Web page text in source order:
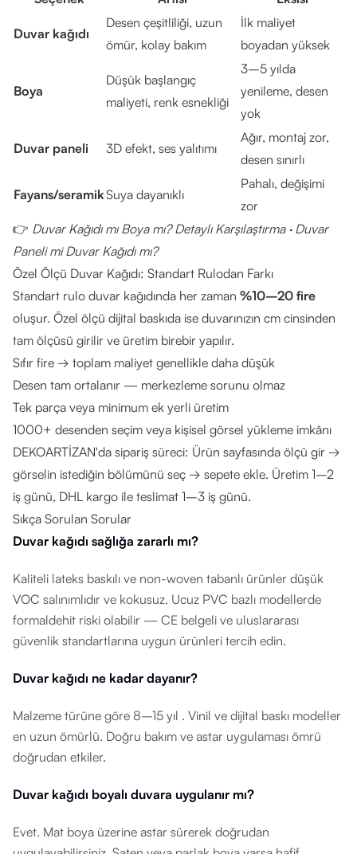
Duvar kağıdı
Desen çeşitliliği, uzun
ömür, kolay bakım
İlk maliyet
boyadan yüksek
Boya
Düşük başlangıç
maliyeti, renk esnekliği
3–5 yılda
yenileme, desen
yok
Duvar paneli 3D efekt, ses yalıtımı
Ağır, montaj zor,
desen sınırlı
Fayans/seramikSuya dayanıklı
Pahalı, değişimi
zor
👉 Duvar Kağıdı mı Boya mı? Detaylı Karşılaştırma· Duvar
Paneli mi Duvar Kağıdı mı?
Özel Ölçü Duvar Kağıdı: Standart Rulodan Farkı
Standart rulo duvar kağıdında her zaman %10–20 fire
oluşur. Özel ölçü dijital baskıda ise duvarınızın cm cinsinden
tam ölçüsü girilir ve üretim birebir yapılır.
Sıfır fire → toplam maliyet genellikle daha düşük
Desen tam ortalanır — merkezleme sorunu olmaz
Tek parça veya minimum ek yerli üretim
1000+ desenden seçim veya kişisel görsel yükleme imkânı
DEKOARTİZAN'da sipariş süreci: Ürün sayfasında ölçü gir →
görselin istediğin bölümünü seç → sepete ekle. Üretim 1–2
iş günü, DHL kargo ile teslimat 1–3 iş günü.
Sıkça Sorulan Sorular
Duvar kağıdı sağlığa zararlı mı?
Kaliteli lateks baskılı ve non-woven tabanlı ürünler düşük
VOC salınımlıdır ve kokusuz. Ucuz PVC bazlı modellerde
formaldehit riski olabilir — CE belgeli ve uluslararası
güvenlik standartlarına uygun ürünleri tercih edin.
Duvar kağıdı ne kadar dayanır?
Malzeme türüne göre 8–15 yıl . Vinil ve dijital baskı modeller
en uzun ömürlü. Doğru bakım ve astar uygulaması ömrü
doğrudan etkiler.
Duvar kağıdı boyalı duvara uygulanır mı?
Evet. Mat boya üzerine astar sürerek doğrudan